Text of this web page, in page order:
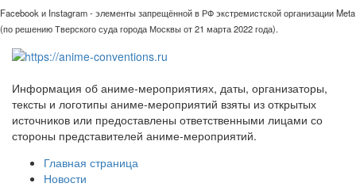
Facebook и Instagram - элементы запрещённой в РФ экстремистской организации Meta
(по решению Тверского суда города Москвы от 21 марта 2022 года).
Информация об аниме-мероприятиях, даты, организаторы,
тексты и логотипы аниме-мероприятий взяты из открытых
источников или предоставлены ответственными лицами со
стороны представителей аниме-мероприятий.
Главная страница
Новости